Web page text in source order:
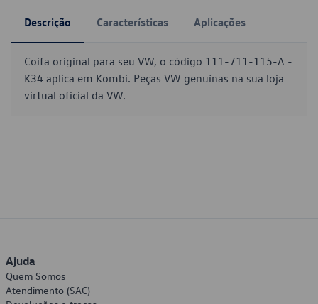
Descrição Características Aplicações
Coifa original para seu VW, o código 111-711-115-A -
K34 aplica em Kombi. Peças VW genuínas na sua loja
virtual oficial da VW.
Ajuda
Quem Somos
Atendimento (SAC)